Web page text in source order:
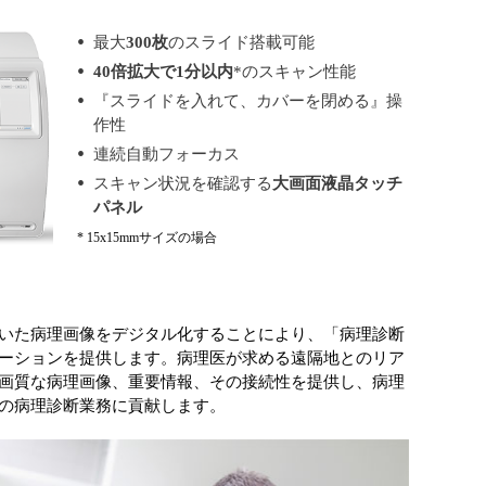
最大300枚のスライド搭載可能
40倍拡大で1分以内*のスキャン性能
『スライドを入れて、カバーを閉める』操
作性
連続自動フォーカス
スキャン状況を確認する大画面液晶タッチ
パネル
* 15x15mmサイズの場合
た病理画像をデジタル化することにより、「病理診断
ションを提供します。病理医が求める遠隔地とのリア
質な病理画像、重要情報、その接続性を提供し、病理
病理診断業務に貢献します。